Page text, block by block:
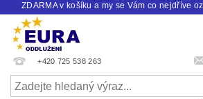
ZDARMA v košíku a my se Vám co nejdříve
+420 725 538 263